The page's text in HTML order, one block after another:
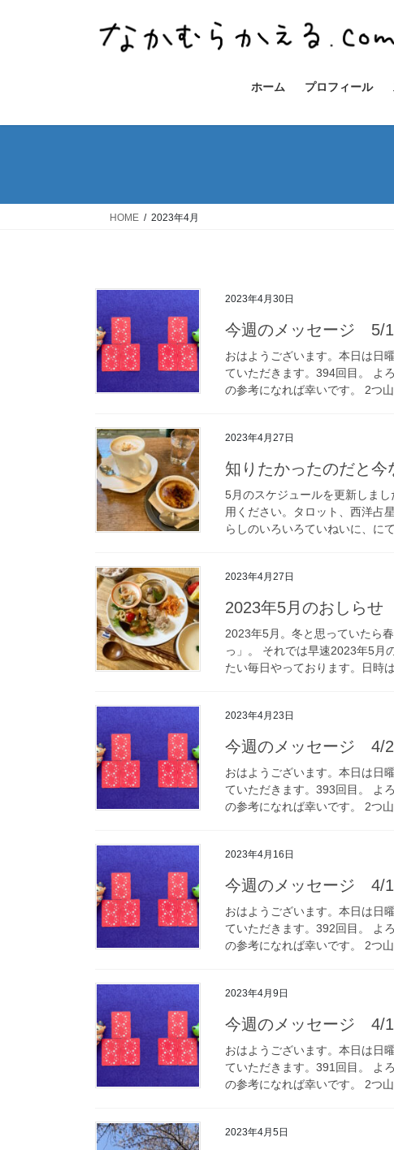
ス
ン
ホーム プロフィール
HOME 2023年4月
2023年4月30日
今週のメッセージ 5/1
おはようございます。本日は日
ていただきます。394回目。 よ
の参考になれば幸いです。 2つ
2023年4月27日
知りたかったのだと今
5月のスケジュールを更新しま
用ください。タロット、西洋占
らしのいろいろていねいに、に
2023年4月27日
2023年5月のおしらせ
2023年5月。冬と思っていたら
っ」。 それでは早速2023年5月
たい毎日やっております。日時
2023年4月23日
今週のメッセージ 4/
おはようございます。本日は日
ていただきます。393回目。 よ
の参考になれば幸いです。 2つ
2023年4月16日
今週のメッセージ 4/
おはようございます。本日は日
ていただきます。392回目。 よ
の参考になれば幸いです。 2つ
2023年4月9日
今週のメッセージ 4/
おはようございます。本日は日
ていただきます。391回目。 よ
の参考になれば幸いです。 2つ
2023年4月5日